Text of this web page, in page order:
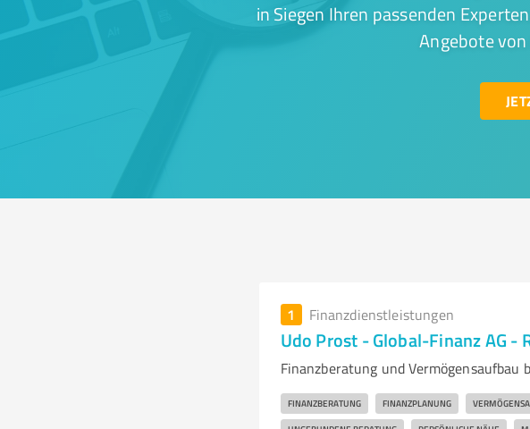
in Siegen Ihren passenden
Angebote
1 Finanzdienstleistungen
Udo Prost - Global-Finanz AG -
Finanzberatung und Vermögensaufbau
FINANZBERATUNG FINANZPLANUNG